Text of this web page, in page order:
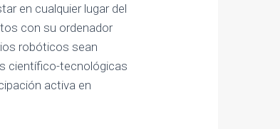
en cualquier lugar del
con su ordenador
robóticos sean
científico-tecnológicas
activa en